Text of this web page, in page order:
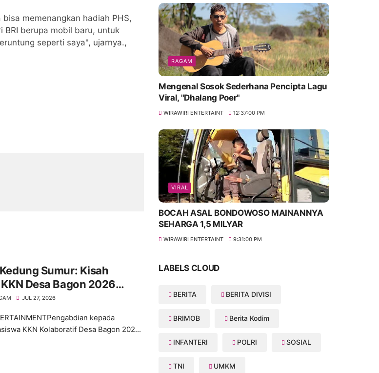
memenangkan hadiah PHS,
berupa mobil baru, untuk
seperti saya", ujarnya.,
Sumur: Kisah
Desa Bagon 2026
Desil 2
JUL 27, 2026
kepada
KKN Kolaboratif Desa Bagon 202...
RAGAM
Mengenal Sosok Sederhana Pencipta Lagu
Viral, "Dhalang Poer"
WIRAWIRI ENTERTAINT 12:37:00 PM
VIRAL
BOCAH ASAL BONDOWOSO MAINANNYA
SEHARGA 1,5 MILYAR
WIRAWIRI ENTERTAINT 9:31:00 PM
LABELS CLOUD
BERITA BERITA DIVISI
BRIMOB Berita Kodim
INFANTERI POLRI SOSIAL
TNI UMKM